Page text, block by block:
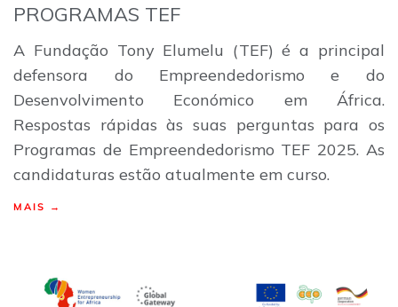
PROGRAMAS TEF
A Fundação Tony Elumelu (TEF) é a principal
defensora do Empreendedorismo e do
Desenvolvimento Económico em África.
Respostas rápidas às suas perguntas para os
Programas de Empreendedorismo TEF 2025. As
candidaturas estão atualmente em curso.
MAIS →